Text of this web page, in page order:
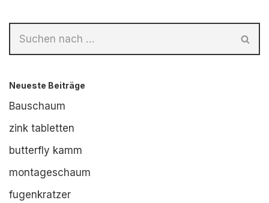
Neueste Beiträge
Bauschaum
zink tabletten
butterfly kamm
montageschaum
fugenkratzer